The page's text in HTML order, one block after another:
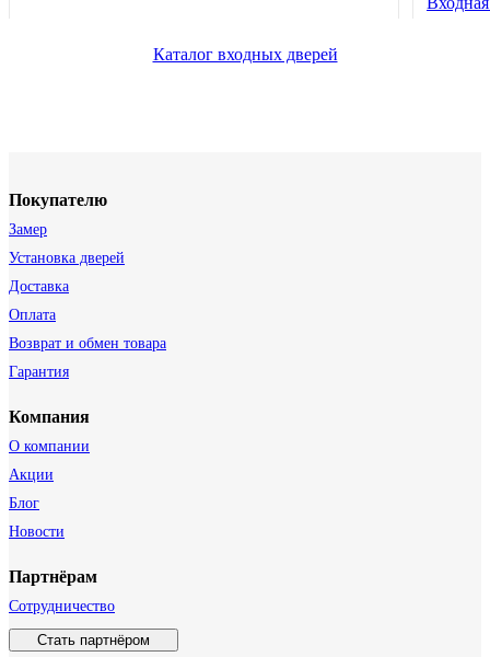
Каталог входных дверей
Покупателю
Замер
Установка дверей
Доставка
Оплата
Возврат и обмен товара
Гарантия
Компания
О компании
Акции
Блог
Новости
Партнёрам
Сотрудничество
Стать партнёром